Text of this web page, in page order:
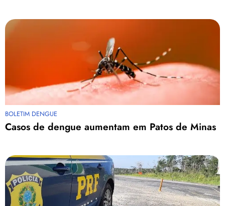
BOLETIM DENGUE
Casos de dengue aumentam em Patos de Minas